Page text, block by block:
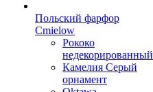
Польский фарфор
Сmielow
Рококо
недекорированный
Камелия Серый
орнамент